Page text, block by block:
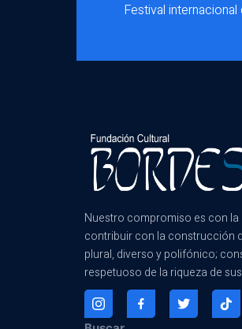
Festival
Nuestro compromiso es con la
contribuir con la construcción
plural, diverso y polifónico;
respetuoso de la riqueza de